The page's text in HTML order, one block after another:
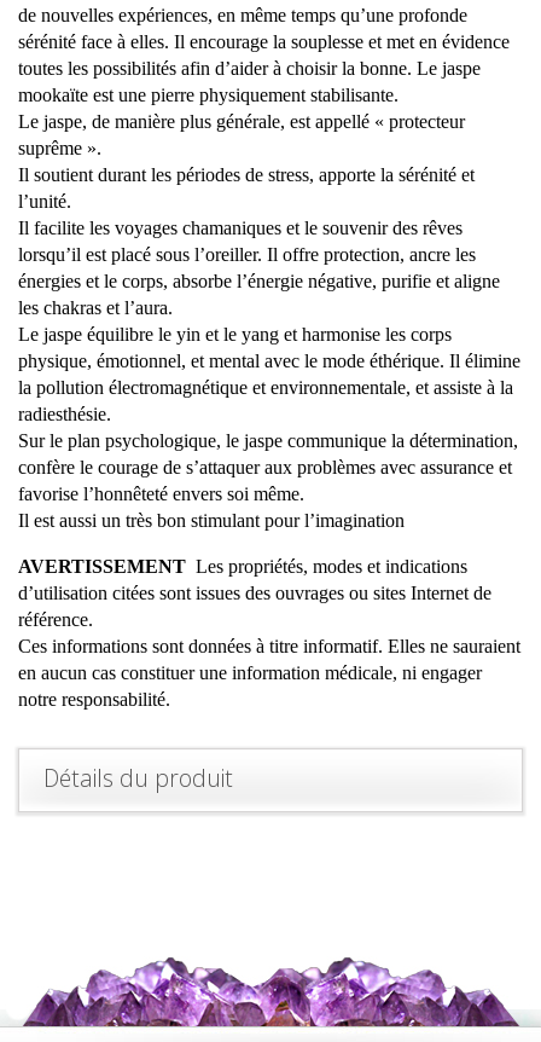
de nouvelles expériences, en même temps qu’une profonde
sérénité face à elles. Il encourage la souplesse et met en évidence
toutes les possibilités afin d’aider à choisir la bonne. Le jaspe
mookaïte est une pierre physiquement stabilisante.
Le jaspe, de manière plus générale, est appellé « protecteur
suprême ».
Il soutient durant les périodes de stress, apporte la sérénité et
l’unité.
Il facilite les voyages chamaniques et le souvenir des rêves
lorsqu’il est placé sous l’oreiller. Il offre protection, ancre les
énergies et le corps, absorbe l’énergie négative, purifie et aligne
les chakras et l’aura.
Le jaspe équilibre le yin et le yang et harmonise les corps
physique, émotionnel, et mental avec le mode éthérique. Il élimine
la pollution électromagnétique et environnementale, et assiste à la
radiesthésie.
Sur le plan psychologique, le jaspe communique la détermination,
confère le courage de s’attaquer aux problèmes avec assurance et
favorise l’honnêteté envers soi même.
Il est aussi un très bon stimulant pour l’imagination
AVERTISSEMENT Les propriétés, modes et indications
d’utilisation citées sont issues des ouvrages ou sites Internet de
référence.
Ces informations sont données à titre informatif. Elles ne sauraient
en aucun cas constituer une information médicale, ni engager
notre responsabilité.
Détails du produit